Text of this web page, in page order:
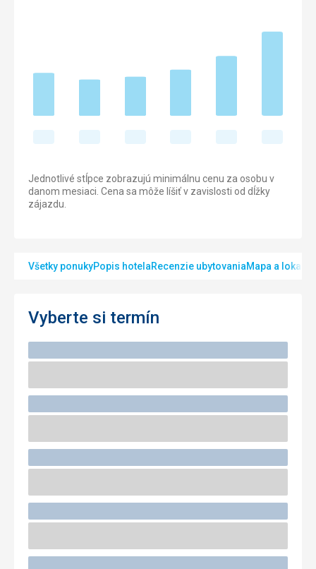
Jednotlivé stĺpce zobrazujú minimálnu cenu za osobu v
danom mesiaci. Cena sa môže líšiť v zavislosti od dĺžky
zájazdu.
Všetky ponukyPopis hotelaRecenzie ubytovaniaMapa a lokalita
Vyberte si termín